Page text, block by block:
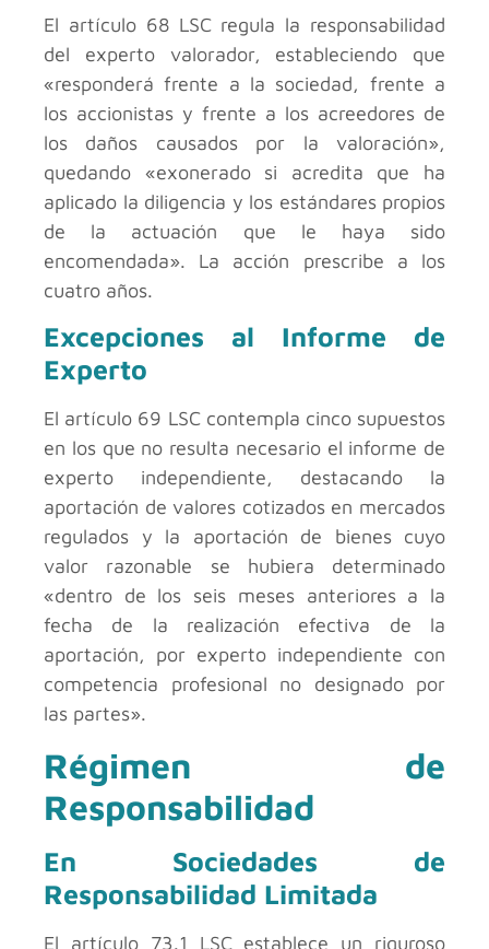
El artículo 68 LSC regula la responsabilidad
del experto valorador, estableciendo que
«responderá frente a la sociedad, frente a
los accionistas y frente a los acreedores de
los daños causados por la valoración»,
quedando «exonerado si acredita que ha
aplicado la diligencia y los estándares propios
de la actuación que le haya sido
encomendada». La acción prescribe a los
cuatro años.
Excepciones al Informe de
Experto
El artículo 69 LSC contempla cinco supuestos
en los que no resulta necesario el informe de
experto independiente, destacando la
aportación de valores cotizados en mercados
regulados y la aportación de bienes cuyo
valor razonable se hubiera determinado
«dentro de los seis meses anteriores a la
fecha de la realización efectiva de la
aportación, por experto independiente con
competencia profesional no designado por
las partes».
Régimen de
Responsabilidad
En Sociedades de
Responsabilidad Limitada
El artículo 73.1 LSC establece un riguroso